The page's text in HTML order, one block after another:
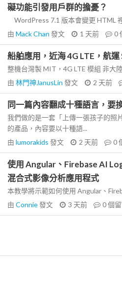
礙功能引發用戶群的擔憂？
WordPress 7.1 版本會變更 HTML
由 Mack Chan 發文 1 天前 0
船舶應用，近海 4G LTE，航
整機台灣製 MIT，4G LTE 模組 非大
由 林門神JanusLin 發文 2 天前
同一篇內容翻成十種語言，要
我們做的是一套「上傳一張孩子的照
的產品，內容要以十種語...
由 lumorakids 發文 2 天前 0
使用 Angular、Firebase AI
混合式影像分析應用程式
本教學將示範如何使用 Angular、
由 Connie發文 3 天前 0個